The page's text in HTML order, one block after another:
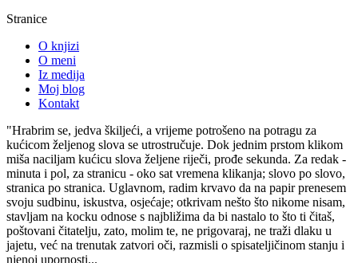
Stranice
O knjizi
O meni
Iz medija
Moj blog
Kontakt
"Hrabrim se, jedva škiljeći, a vrijeme potrošeno na potragu za
kućicom željenog slova se utrostručuje. Dok jednim prstom klikom
miša naciljam kućicu slova željene riječi, prođe sekunda. Za redak -
minuta i pol, za stranicu - oko sat vremena klikanja; slovo po slovo,
stranica po stranica. Uglavnom, radim krvavo da na papir prenesem
svoju sudbinu, iskustva, osjećaje; otkrivam nešto što nikome nisam,
stavljam na kocku odnose s najbližima da bi nastalo to što ti čitaš,
poštovani čitatelju, zato, molim te, ne prigovaraj, ne traži dlaku u
jajetu, već na trenutak zatvori oči, razmisli o spisateljičinom stanju i
njenoj upornosti...